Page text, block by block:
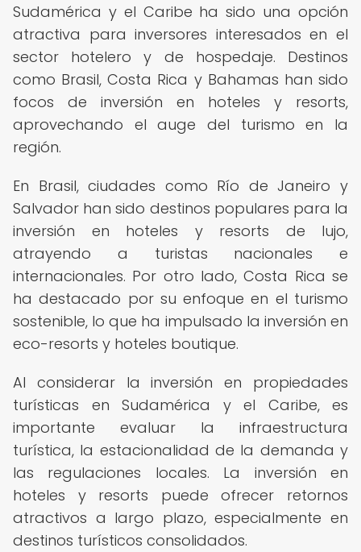
Sudamérica y el Caribe ha sido una opción
atractiva para inversores interesados en el
sector hotelero y de hospedaje. Destinos
como Brasil, Costa Rica y Bahamas han sido
focos de inversión en hoteles y resorts,
aprovechando el auge del turismo en la
región.
En Brasil, ciudades como Río de Janeiro y
Salvador han sido destinos populares para la
inversión en hoteles y resorts de lujo,
atrayendo a turistas nacionales e
internacionales. Por otro lado, Costa Rica se
ha destacado por su enfoque en el turismo
sostenible, lo que ha impulsado la inversión en
eco-resorts y hoteles boutique.
Al considerar la inversión en propiedades
turísticas en Sudamérica y el Caribe, es
importante evaluar la infraestructura
turística, la estacionalidad de la demanda y
las regulaciones locales. La inversión en
hoteles y resorts puede ofrecer retornos
atractivos a largo plazo, especialmente en
destinos turísticos consolidados.